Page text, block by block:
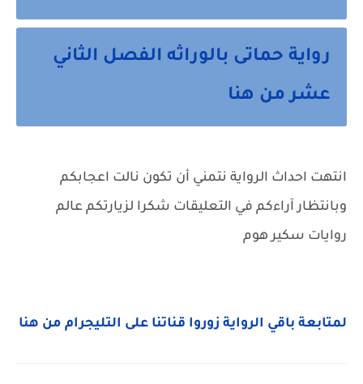
رواية حماتى بالوراثه الفصل الثاني
عشر من هنا
انتهت احداث الرواية نتمني أن تكون نالت اعجابكم
وبانتظار آراءكم في التعليقات شكرا لزيارتكم عالم
روايات سكير هوم
لمتابعة باقي الرواية زوروا قناتنا على التليجرام من هنا